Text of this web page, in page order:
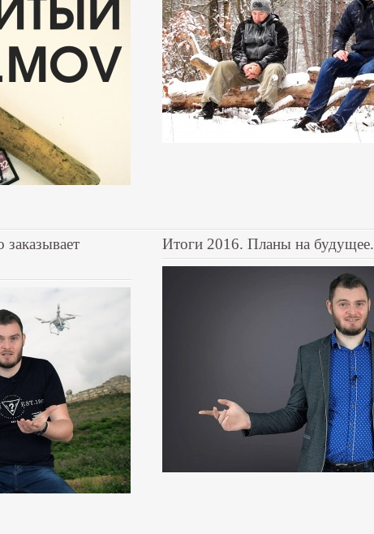
Итоги 2016. Планы на будущее.